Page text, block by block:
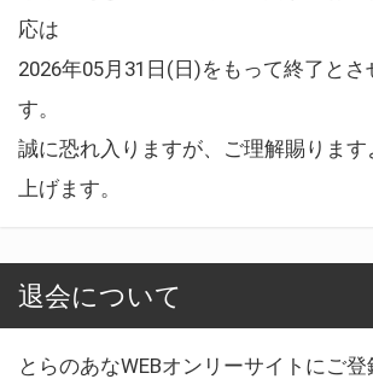
応は
2026年05月31日(日)をもって終了とさ
す。
誠に恐れ入りますが、ご理解賜ります
上げます。
退会について
とらのあなWEBオンリーサイトにご